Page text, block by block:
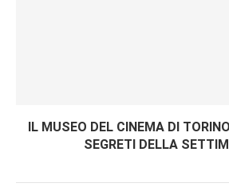
IL MUSEO DEL CINEMA DI
SEGRETI DELLA